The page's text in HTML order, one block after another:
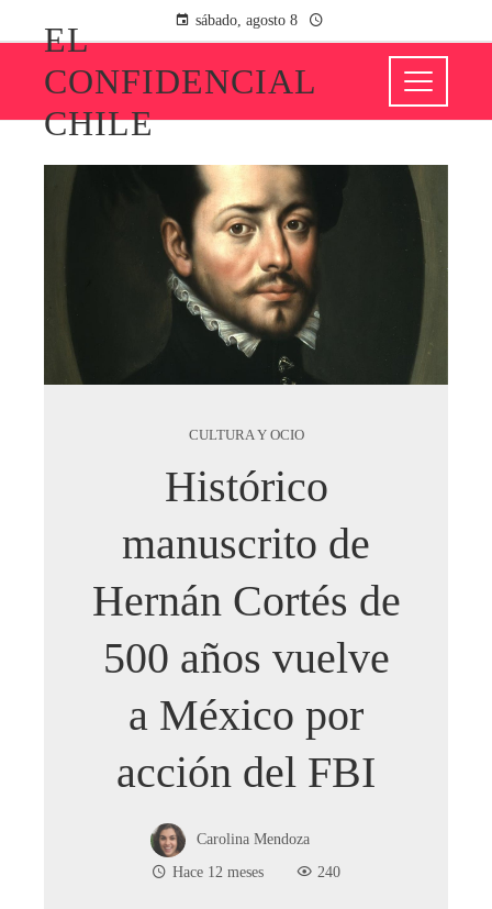
sábado, agosto 8
EL
CONFIDENCIAL
CHILE
CULTURA Y OCIO
Histórico
manuscrito de
Hernán Cortés de
500 años vuelve
a México por
acción del FBI
Carolina Mendoza
Hace 12 meses
240